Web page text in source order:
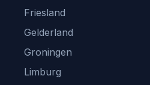
Friesland
Gelderland
Groningen
Limburg